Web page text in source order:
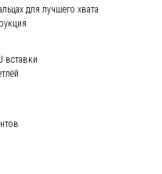
для лучшего хвата
вставки